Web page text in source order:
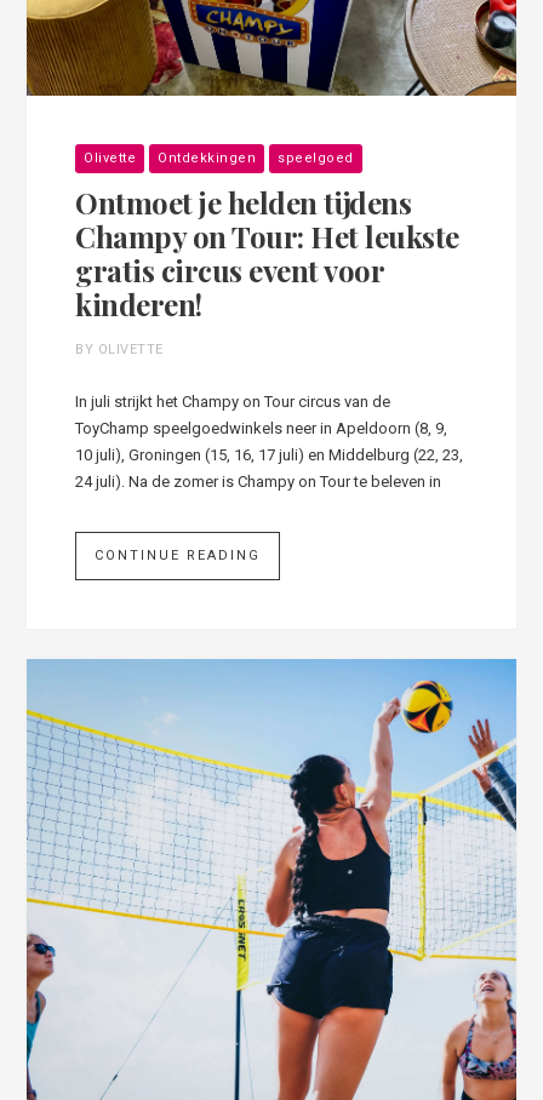
Olivette Ontdekkingen speelgoed
Ontmoet je helden tijdens
Champy on Tour: Het leukste
gratis circus event voor
kinderen!
BY OLIVETTE
In juli strijkt het Champy on Tour circus van de
ToyChamp speelgoedwinkels neer in Apeldoorn (8, 9,
10 juli), Groningen (15, 16, 17 juli) en Middelburg (22, 23,
24 juli). Na de zomer is Champy on Tour te beleven in
CONTINUE READING